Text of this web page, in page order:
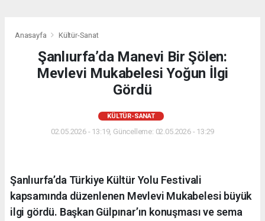
Anasayfa Kültür-Sanat
Şanlıurfa’da Manevi Bir Şölen:
Mevlevi Mukabelesi Yoğun İlgi
Gördü
KÜLTÜR-SANAT
02.05.2026 - 13:19, Güncelleme: 02.05.2026 - 13:29
Şanlıurfa’da Türkiye Kültür Yolu Festivali
kapsamında düzenlenen Mevlevi Mukabelesi büyük
ilgi gördü. Başkan Gülpınar’ın konuşması ve sema